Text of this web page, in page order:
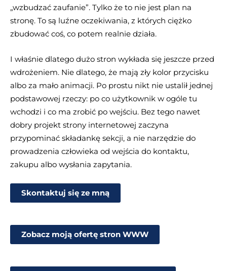
„wzbudzać zaufanie”. Tylko że to nie jest plan na
stronę. To są luźne oczekiwania, z których ciężko
zbudować coś, co potem realnie działa.
I właśnie dlatego dużo stron wykłada się jeszcze przed
wdrożeniem. Nie dlatego, że mają zły kolor przycisku
albo za mało animacji. Po prostu nikt nie ustalił jednej
podstawowej rzeczy: po co użytkownik w ogóle tu
wchodzi i co ma zrobić po wejściu. Bez tego nawet
dobry projekt strony internetowej zaczyna
przypominać składankę sekcji, a nie narzędzie do
prowadzenia człowieka od wejścia do kontaktu,
zakupu albo wysłania zapytania.
Skontaktuj się ze mną
Zobacz moją ofertę stron WWW